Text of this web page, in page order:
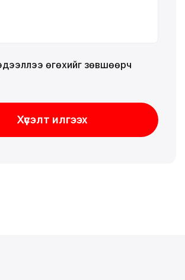
өгөхийг зөвшөөрч
Хүсэлт илгээх